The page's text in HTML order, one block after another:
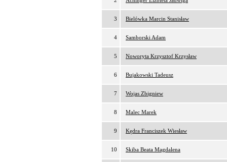
3 Bielówka Marcin Stanisław
4 Samborski Adam
5 Noworyta Krzysztof Krzysław
6 Bujakowski Tadeusz
7 Wojas Zbigniew
8 Malec Marek
9 Kędra Franciszek Wiesław
10 Skiba Beata Magdalena